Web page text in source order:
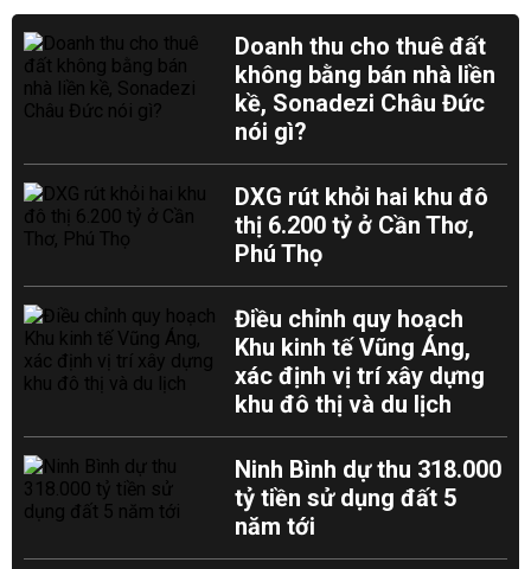
Doanh thu cho thuê đất
không bằng bán nhà liền
kề, Sonadezi Châu Đức
nói gì?
DXG rút khỏi hai khu đô
thị 6.200 tỷ ở Cần Thơ,
Phú Thọ
Điều chỉnh quy hoạch
Khu kinh tế Vũng Áng,
xác định vị trí xây dựng
khu đô thị và du lịch
Ninh Bình dự thu 318.000
tỷ tiền sử dụng đất 5
năm tới